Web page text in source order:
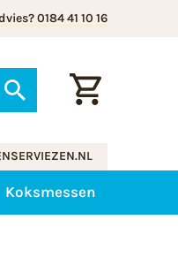
0184 41 10 16
Koksmessen